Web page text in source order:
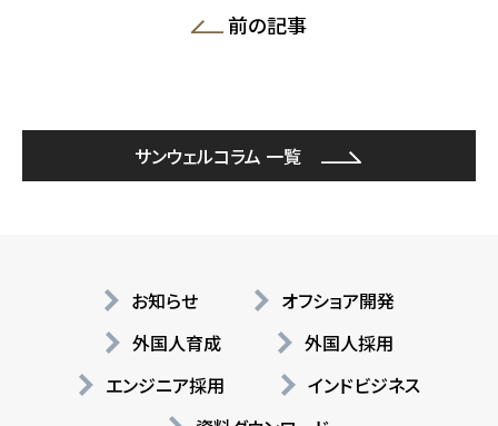
前の記事
サンウェルコラム 一覧
お知らせ
オフショア開発
外国人育成
外国人採用
エンジニア採用
インドビジネス